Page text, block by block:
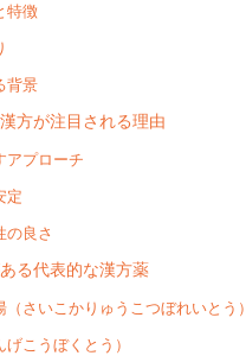
特徴
背景
方が注目される理由
アプローチ
定
の良さ
る代表的な漢方薬
さいこかりゅうこつぼれいとう）
こうぼくとう）